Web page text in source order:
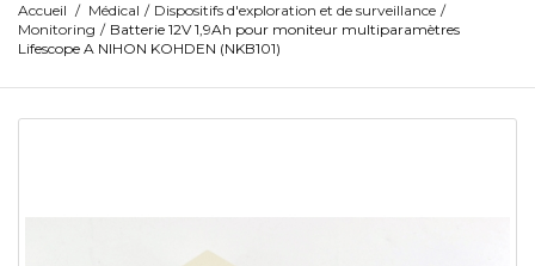
Accueil / Médical / Dispositifs d'exploration et de surveillance /
Monitoring / Batterie 12V 1,9Ah pour moniteur multiparamètres
Lifescope A NIHON KOHDEN (NKB101)